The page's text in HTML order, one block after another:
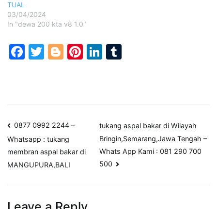
TUAL
03/04/2024
In "dewa 200 kta v8 1.0"
Facebook
Twitter
Blogger
Pinterest
LinkedIn
Post
navigation
0877 0992 2244 –
Whatsapp : tukang
membran aspal bakar di
MANGUPURA,BALI
tukang aspal bakar di Wilayah
Bringin,Semarang,Jawa Tengah –
Whats App Kami : 081 290 700
500